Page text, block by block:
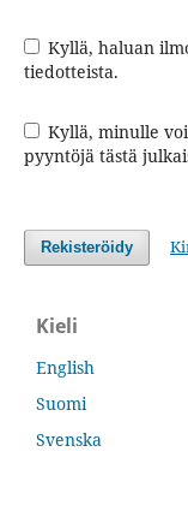
Kyllä, haluan ilmoituksen uusista julkaisuista ja
tiedotteista.
Kyllä, minulle voi lähettää vertaisarviointeja koskevia
pyyntöjä tästä
Rekisteröidy
Kieli
English
Suomi
Svenska